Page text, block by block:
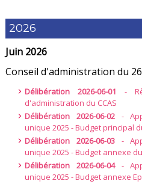
2026
Juin 2026
Conseil d'administration du
Délibération 2026-06-01 -
d'administration du CCAS
Délibération 2026-06-02 -
unique 2025 - Budget principal
Délibération 2026-06-03 -
unique 2025 - Budget annexe du
Délibération 2026-06-04 -
unique 2025 - Budget annexe